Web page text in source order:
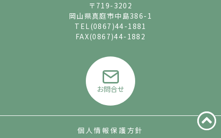
〒719-3202
岡山県真庭市中島386-1
TEL(0867)44-1881
FAX(0867)44-1882
お問合せ
個人情報保護方針